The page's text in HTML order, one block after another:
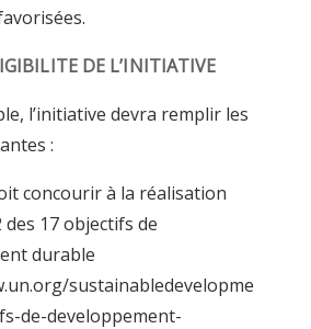
DE L’INITIATIVE
l’initiative devra remplir les
:
concourir à la réalisation
des 17 objectifs de
durable
sustainabledevelopme
de-developpement-